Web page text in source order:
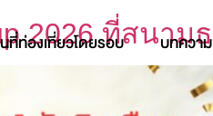
ที่ท่องเที่ยวโดยรอบ บทความ
2026 ที่สนาม